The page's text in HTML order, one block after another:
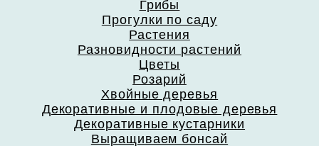
Грибы
Прогулки по саду
Растения
Разновидности растений
Цветы
Розарий
Хвойные деревья
Декоративные и плодовые деревья
Декоративные кустарники
Выращиваем бонсай